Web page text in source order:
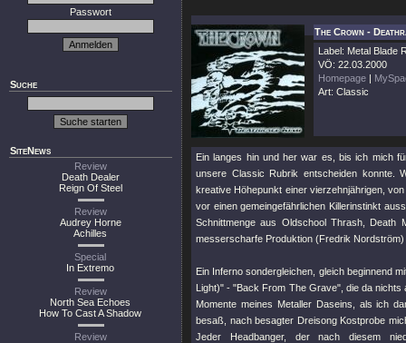
Passwort
Suche
SiteNews
Review
Death Dealer
Reign Of Steel
Review
Audrey Horne
Achilles
Special
In Extremo
Review
North Sea Echoes
How To Cast A Shadow
Review
The Crown -
Label: Metal Blade
VÖ: 22.03.2000
Homepage |
Art: Classic
Ein langes hin und her war es, bis ich mich
unsere Classic Rubrik entscheiden konnte.
kreative Höhepunkt einer vierzehnjährigen,
vor einen gemeingefährlichen Killerinstinkt
Schnittmenge aus Oldschool Thrash, Death
messerscharfe Produktion (Fredrik
Ein Inferno sondergleichen, gleich beginnend
Light)" -"Back From The Grave", die da nichts
Momente meines Metaller Daseins, als ich
besaß, nach besagter Dreisong Kostprobe
Jeder Headbanger, der nach diesem